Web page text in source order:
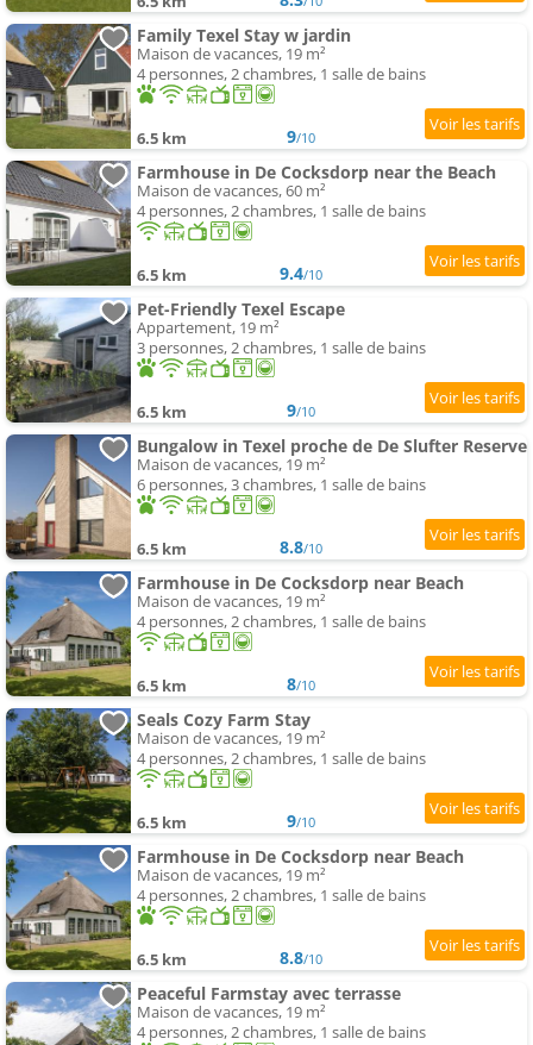
Family Texel Stay w jardin
Maison de vacances, 19 m²
4 personnes, 2 chambres, 1 salle de bains
6.5 km 9/10
Farmhouse in De Cocksdorp near the Beach
Maison de vacances, 60 m²
4 personnes, 2 chambres, 1 salle de bains
6.5 km 9.4/10
Pet-Friendly Texel Escape
Appartement, 19 m²
3 personnes, 2 chambres, 1 salle de bains
6.5 km 9/10
Bungalow in Texel proche de De Slufter Reserve
Maison de vacances, 19 m²
6 personnes, 3 chambres, 1 salle de bains
6.5 km 8.8/10
Farmhouse in De Cocksdorp near Beach
Maison de vacances, 19 m²
4 personnes, 2 chambres, 1 salle de bains
6.5 km 8/10
Seals Cozy Farm Stay
Maison de vacances, 19 m²
4 personnes, 2 chambres, 1 salle de bains
6.5 km 9/10
Farmhouse in De Cocksdorp near Beach
Maison de vacances, 19 m²
4 personnes, 2 chambres, 1 salle de bains
6.5 km 8.8/10
Peaceful Farmstay avec terrasse
Maison de vacances, 19 m²
4 personnes, 2 chambres, 1 salle de bains